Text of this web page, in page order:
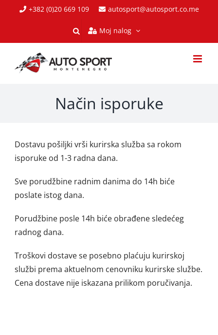
+382 (0)20 669 109 autosport@autosport.co.me
Moj nalog
Način isporuke
Dostavu pošiljki vrši kurirska služba sa rokom
isporuke od 1-3 radna dana.
Sve porudžbine radnim danima do 14h biće
poslate istog dana.
Porudžbine posle 14h biće obrađene sledećeg
radnog dana.
Troškovi dostave se posebno plaćuju kurirskoj
službi prema aktuelnom cenovniku kurirske službe.
Cena dostave nije iskazana prilikom poručivanja.